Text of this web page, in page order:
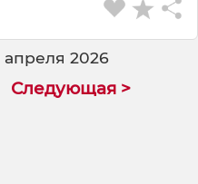
2026
Следующая >